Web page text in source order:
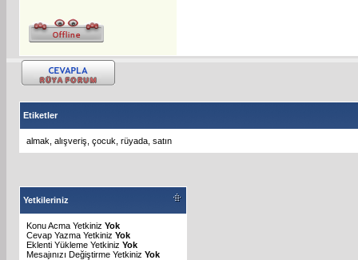
Etiketler
almak alışveriş çocuk rüyada satın
Yetkileriniz
Konu Acma Yetkiniz Yok
Cevap Yazma Yetkiniz Yok
Eklenti Yükleme Yetkiniz Yok
Mesajınızı Değiştirme Yetkiniz Yok